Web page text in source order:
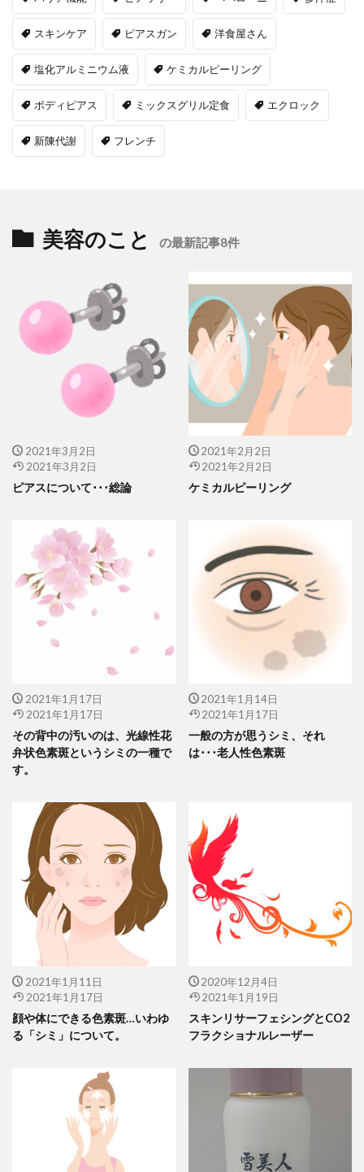
スキンケア ピアスガン 洋食屋さん
塩化アルミニウム液 ケミカルピーリング
ボディピアス ミックスグリル定食 エクロック
新陳代謝 フレンチ
美容のこと の最新記事8件
2021年3月2日
2021年3月2日
ピアスについて･･･総論
2021年2月2日
2021年2月2日
ケミカルピーリング
2021年1月17日
2021年1月17日
その背中の汚いのは、光線性花
弁状色素斑というシミの一種で
す。
2021年1月14日
2021年1月17日
一般の方が思うシミ、それ
は･･･老人性色素斑
2021年1月11日
2021年1月17日
顔や体にできる色素斑…いわゆ
る「シミ」について。
2020年12月4日
2021年1月19日
スキンリサーフェシングとCO2
フラクショナルレーザー